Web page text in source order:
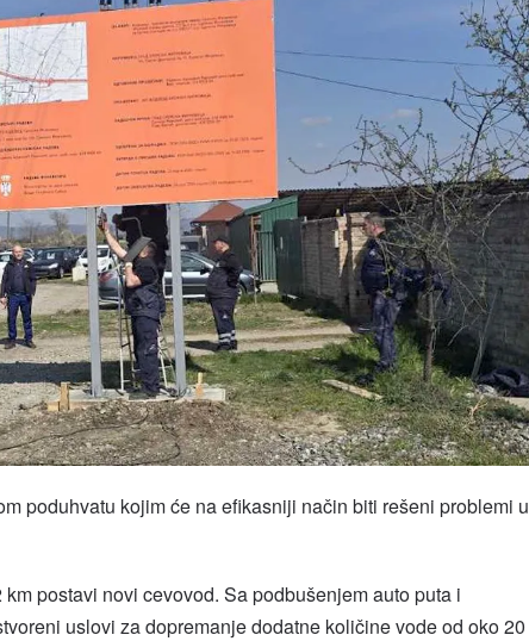
poduhvatu kojim će na efikasniji način biti rešeni problemi u
postavi novi cevovod. Sa podbušenjem auto puta i
uslovi za dopremanje dodatne količine vode od oko 20